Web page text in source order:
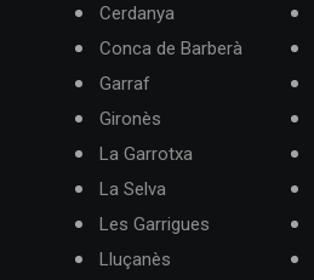
Cerdanya
Conca de Barberà
Garraf
Gironès
La Garrotxa
La Selva
Les Garrigues
Lluçanès